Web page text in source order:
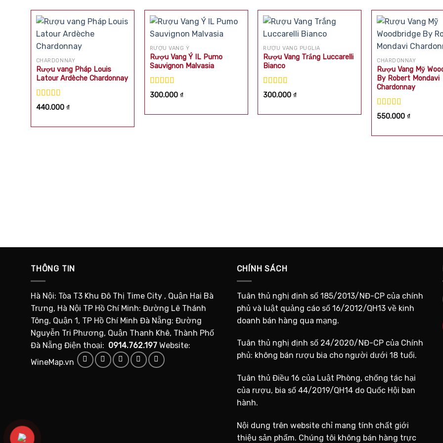
CHARDONNAY
Rượu vang Pháp Louis
Latour Ardèche Chardonnay
Được xếp
hạng5.00
440.000 ₫
RƯỢU VANG Ý
Rượu Vang Ý IL Pumo
Sauvignon Malvasia
Được xếp
hạng5.00
300.000 ₫
RƯỢU VANG PUGLIA
Rượu Vang Trắng Luccarelli
Bianco
Được xếp
hạng5.00
300.000₫
CHARDONNAY
Rượu Vang Mỹ
By Robert Mondavi
Chardonnay
Được xếp
hạng5.00
550.000₫
THÔNG TIN
Hà Nội: Tòa T3 Khu Đô Thị Time City , Quận Hai Bà
Trưng, Hà Nội TP Hồ Chí Minh: Đường Lê Thánh
Tông, Quận 1, TP Hồ Chí Minh Đà Nẵng: Đường
Nguyễn Tri Phương, Quận Thanh Khê, Thành Phố
Đà Nẵng Điện thoại: 0914.762.197 Website:
WineMap.vn
CHÍNH SÁCH
Tuân thủ nghị định số 185/2013/NĐ-CP của chính
phủ và luật quảng cáo số 16/2012/QH13 về kinh
doanh bán hàng qua mạng.
Tuân thủ nghị định số 24/2020/NĐ-CP của Chính
phủ: không bán rượu bia cho người dưới 18 tuổi.
Tuân thủ Điều 16 của Luật Phòng, chống tác hại
của rượu, bia số 44/2019/QH14 do Quốc Hội ban
hành.
Nội dung trên website chỉ mang tính chất giới
thiệu sản phẩm. Chúng tôi không bán hàng trực